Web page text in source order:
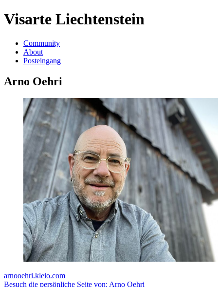
Visarte Liechtenstein
Community
About
Posteingang
Arno Oehri
arnooehri.kleio.com
Besuch die persönliche Seite von: Arno Oehri